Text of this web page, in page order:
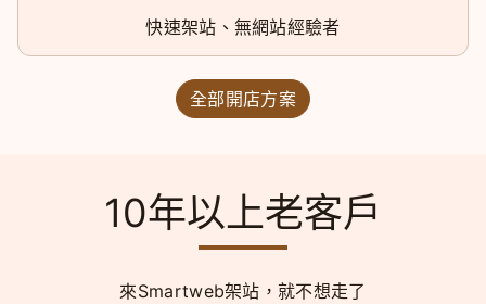
快速架站、無網站經驗者
全部開店方案
10年以上老客戶
來Smartweb架站，就不想走了